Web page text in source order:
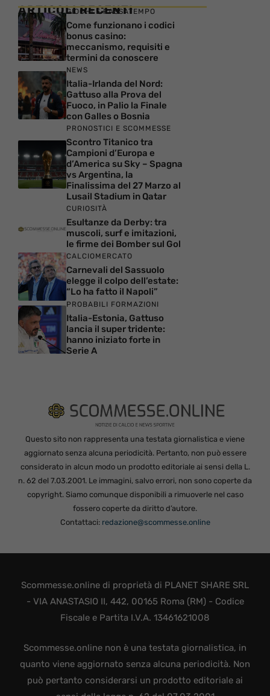
ARTICOLI RECENTI
GIOCHI E PASSATEMPO
Come funzionano i codici
bonus casino:
meccanismo, requisiti e
termini da conoscere
NEWS
Italia-Irlanda del Nord:
Gattuso alla Prova del
Fuoco, in Palio la Finale
con Galles o Bosnia
PRONOSTICI E SCOMMESSE
Scontro Titanico tra
Campioni d’Europa e
d’America su Sky – Spagna
vs Argentina, la
Finalissima del 27 Marzo al
Lusail Stadium in Qatar
CURIOSITÀ
Esultanze da Derby: tra
muscoli, surf e imitazioni,
le firme dei Bomber sul Gol
CALCIOMERCATO
Carnevali del Sassuolo
elegge il colpo dell’estate:
“Lo ha fatto il Napoli”
PROBABILI FORMAZIONI
Italia-Estonia, Gattuso
lancia il super tridente:
hanno iniziato forte in
Serie A
Questo sito non rappresenta una testata giornalistica e viene
aggiornato senza alcuna periodicità. Pertanto, non può essere
considerato in alcun modo un prodotto editoriale ai sensi della L.
n. 62 del 7.03.2001. Le immagini, salvo errori, non sono coperte da
copyright. Siamo comunque disponibili a rimuoverle nel caso
fossero coperte da diritto d’autore.
Contattaci: redazione@scommesse.online
Scommesse.online di proprietà di PLANET SHARE SRL
- VIA ANASTASIO II, 442, 00165 Roma (RM) - Codice
Fiscale e Partita I.V.A. 13461621008
Scommesse.online non è una testata giornalistica, in
quanto viene aggiornato senza alcuna periodicità. Non
può pertanto considerarsi un prodotto editoriale ai